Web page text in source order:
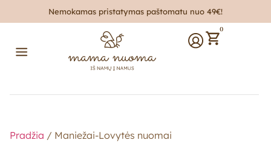
Nemokamas pristatymas paštomatu nuo 49€!
0
Pradžia / Maniežai-Lovytės nuomai